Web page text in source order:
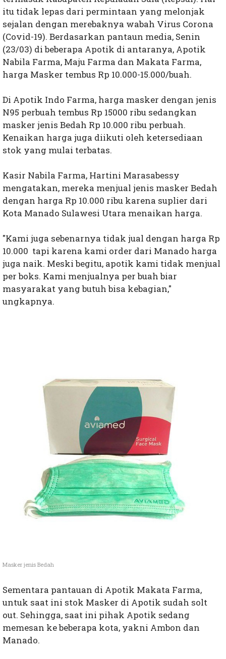
itu tidak lepas dari permintaan yang melonjak
sejalan dengan merebaknya wabah Virus Corona
(Covid-19). Berdasarkan pantaun media, Senin
(23/03) di beberapa Apotik di antaranya, Apotik
Nabila Farma, Maju Farma dan Makata Farma,
harga Masker tembus Rp 10.000-15.000/buah.
Di Apotik Indo Farma, harga masker dengan jenis
N95 perbuah tembus Rp 15000 ribu sedangkan
masker jenis Bedah Rp 10.000 ribu perbuah.
Kenaikan harga juga diikuti oleh ketersediaan
stok yang mulai terbatas.
Kasir Nabila Farma, Hartini Marasabessy
mengatakan, mereka menjual jenis masker Bedah
dengan harga Rp 10.000 ribu karena suplier dari
Kota Manado Sulawesi Utara menaikan harga.
"Kami juga sebenarnya tidak jual dengan harga Rp
10.000 tapi karena kami order dari Manado harga
juga naik. Meski begitu, apotik kami tidak menjual
per boks. Kami menjualnya per buah biar
masyarakat yang butuh bisa kebagian,"
ungkapnya.
Masker jenis Bedah
Sementara pantauan di Apotik Makata Farma,
untuk saat ini stok Masker di Apotik sudah solt
out. Sehingga, saat ini pihak Apotik sedang
memesan ke beberapa kota, yakni Ambon dan
Manado.